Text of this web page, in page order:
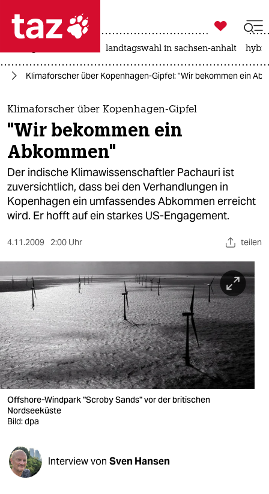
 taz zahl ich
taz zahl ich
themen
politik
öko
gesellschaft
kultur
sport
berlin
nord
wahrheit
verlag
verlag
veranstaltungen
shop
fragen & hilfe
unterstützen

taz zahl ich
landtagswahl in sachsen-anhalt
Klimaforscher über Kopenhagen-Gipfel: "Wir bekommen ein
Klimaforscher über Kopenhagen-Gipfel
"Wir bekommen ein
Abkommen"
Der indische Klimawissenschaftler Pachauri ist
zuversichtlich, dass bei den Verhandlungen in
Kopenhagen ein umfassendes Abkommen erreicht
wird. Er hofft auf ein starkes US-Engagement.
4.11.2009 2:00 Uhr teilen
Offshore-Windpark "Scroby Sands" vor der britischen
Nordseeküste
Bild: dpa
Interview von Sven Hansen